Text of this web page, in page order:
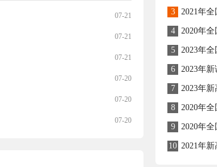
07-21
07-21
07-21
07-20
07-20
07-20
3 2021年
4 2020年全
5 2023年全
6 2023年新
7 2023年新
8 2020年全
9 2020年全
10 2021年